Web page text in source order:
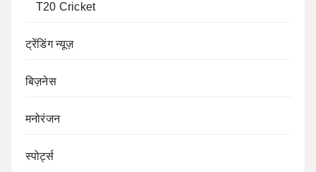
T20 Cricket
ट्रेंडिंग न्यूज़
बिज़नेस
मनोरंजन
स्पोर्ट्स